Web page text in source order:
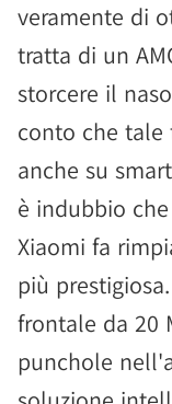
veramente di
tratta di un
storcere il
conto che tale
anche su
è indubbio
Xiaomi fa
più
frontale da 20
punchole